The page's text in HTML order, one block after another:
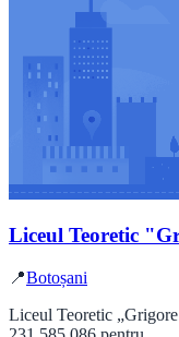
Liceul Teoretic
📍Botoșani
Liceul Teoretic